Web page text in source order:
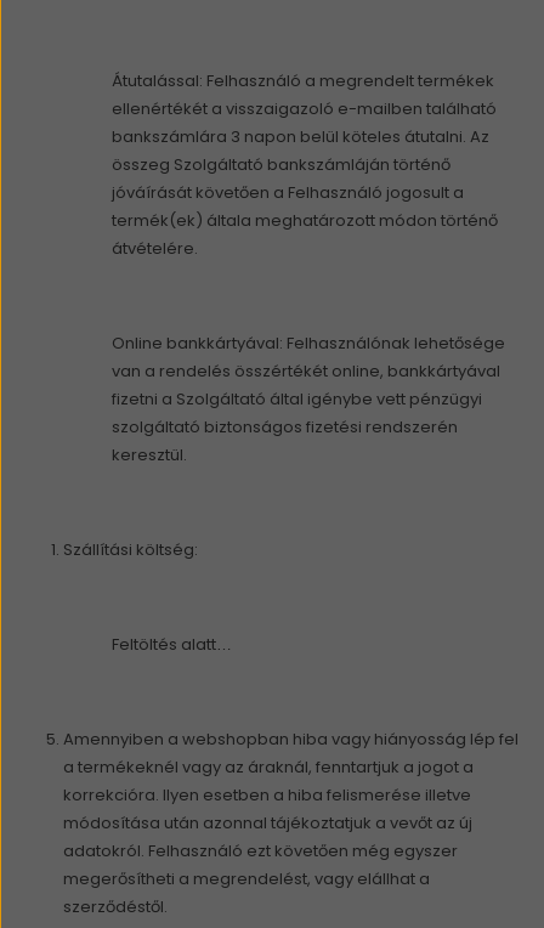
Átutalással: Felhasználó a megrendelt termékek
ellenértékét a visszaigazoló e-mailben található
bankszámlára 3 napon belül köteles átutalni. Az
összeg Szolgáltató bankszámláján történő
jóváírását követően a Felhasználó jogosult a
termék(ek) általa meghatározott módon történő
átvételére.
Online bankkártyával: Felhasználónak lehetősége
van a rendelés összértékét online, bankkártyával
fizetni a Szolgáltató által igénybe vett pénzügyi
szolgáltató biztonságos fizetési rendszerén
keresztül.
Szállítási költség:
Feltöltés alatt…
Amennyiben a webshopban hiba vagy hiányosság lép fel
a termékeknél vagy az áraknál, fenntartjuk a jogot a
korrekcióra. Ilyen esetben a hiba felismerése illetve
módosítása után azonnal tájékoztatjuk a vevőt az új
adatokról. Felhasználó ezt követően még egyszer
megerősítheti a megrendelést, vagy elállhat a
szerződéstől.